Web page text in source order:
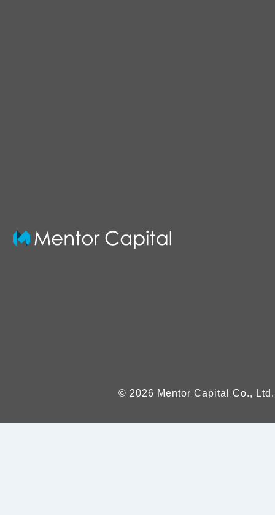
© 2026 Mentor Capital Co., Ltd.